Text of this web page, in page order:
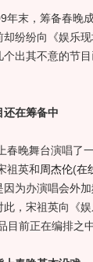
末，筹备春晚成
纷纷向《娱乐
出其不意的节
还在筹备中
晚舞台演唱了一
祖英和周杰伦(在
为办演唱会外
，宋祖英向《
目前正在编排之中